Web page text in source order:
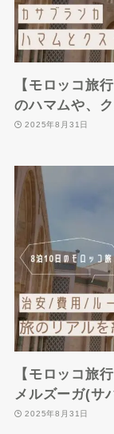
【モロッコ旅
のハマムや、
2025年8月31日
【モロッコ旅
メルズーガ(サ
2025年8月31日